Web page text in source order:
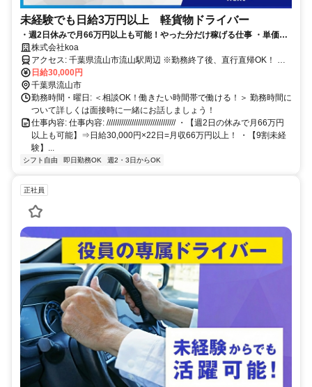
未経験でも日給3万円以上 軽貨物ドライバー
・週2日休みで月66万円以上も可能！やった分だけ稼げる仕事 ・単価
180円×180個＝日給32,400円！月収80万円超えも目指せる ・未経験歓
迎／週払いOK／直行直帰OK
株式会社koa
アクセス: 千葉県流山市流山駅周辺 ※勤務終了後、直行直帰OK！ ※
車がない方向けにリース制度あり（休日は自家用車として使用
OK！）
日給30,000円
千葉県流山市
勤務時間・曜日: ＜相談OK！働きたい時間帯で働ける！＞ 勤務時間に
ついて詳しくは面接時に一緒にお話しましょう！
仕事内容: 仕事内容: ///////////////////////////////// ・【週2日の休みで月66万円
以上も可能】⇒日給30,000円×22日=月収66万円以上！ ・【9割未経
験】...
シフト自由 即日勤務OK 週2・3日からOK
正社員